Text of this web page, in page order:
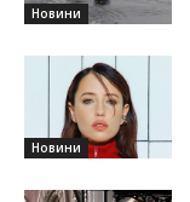
Новини
Новини